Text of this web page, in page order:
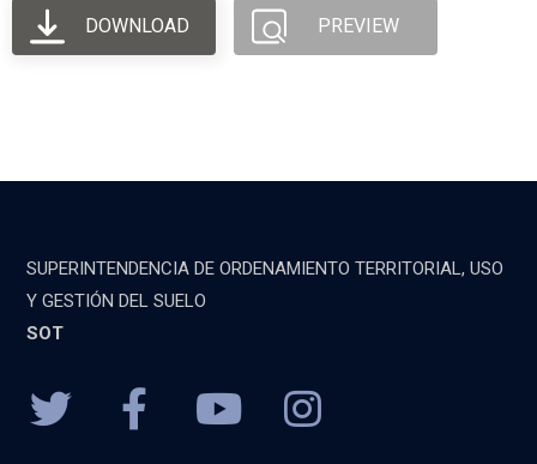
DOWNLOAD PREVIEW
SUPERINTENDENCIA DE ORDENAMIENTO TERRITORIAL, USO
Y GESTIÓN DEL SUELO
SOT